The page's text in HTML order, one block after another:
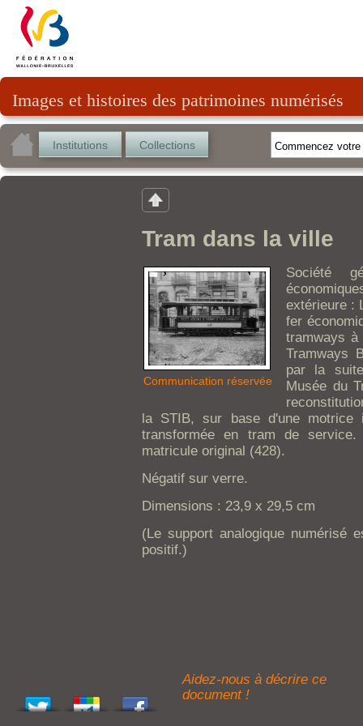
Images et histoires des patrimoines numérisés
Institutions Collections
Tram dans la ville
Communication réservée
Société
extérieure :
fer
tramways
Tramways
par la
Musée du
la STIB, sur base d'une motrice
transformée en tram de
matricule original (428).
Négatif sur verre.
Dimensions : 23,9 x 29,5 cm
(Le support analogique
positif.)
Aidez-nous à décrire ce
document !